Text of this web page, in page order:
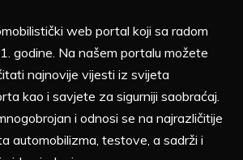
web portal koji sa radom
godine. Na našem portalu možete
najnovije vijesti iz svijeta
kao i savjete za sigurniji saobraćaj.
i odnosi se na najrazličitije
automobilizma, testove, a sadrži i